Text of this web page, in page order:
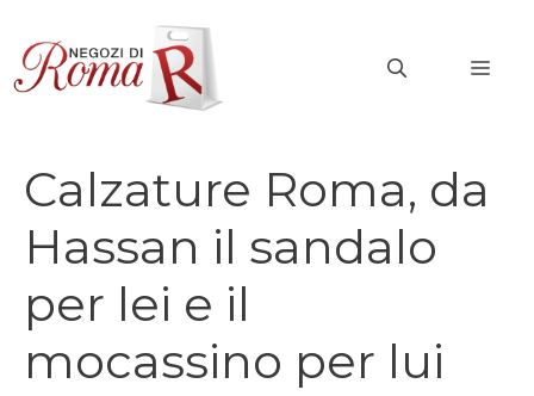
contenuto
Calzature Roma, da
Hassan il sandalo
per lei e il
mocassino per lui